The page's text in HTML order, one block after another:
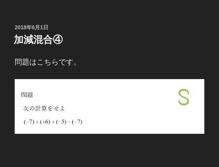
投
稿
日:
2018年6月1日
加減混合④
問題はこちらです。